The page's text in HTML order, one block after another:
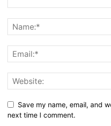
Save my name, email, and
next time I comment.